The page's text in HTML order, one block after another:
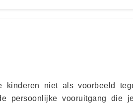
kinderen niet als voorbeeld
persoonlijke vooruitgang die